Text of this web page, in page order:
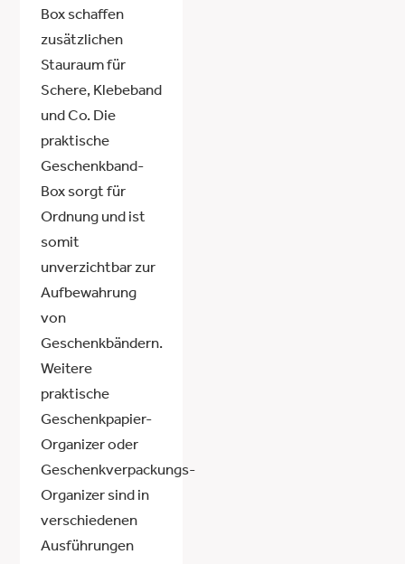
Box schaffen
zusätzlichen
Stauraum für
Schere, Klebeband
und Co. Die
praktische
Geschenkband-
Box sorgt für
Ordnung und ist
somit
unverzichtbar zur
Aufbewahrung
von
Geschenkbändern.
Weitere
praktische
Geschenkpapier-
Organizer oder
Geschenkverpackungs-
Organizer sind in
verschiedenen
Ausführungen